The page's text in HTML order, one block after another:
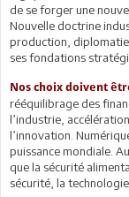
de se forger une
Nouvelle doctrine
production,
ses fondations
Nos choix doivent
rééquilibrage des
l’industrie,
l’innovation.
puissance mondiale.
que la sécurité
sécurité, la